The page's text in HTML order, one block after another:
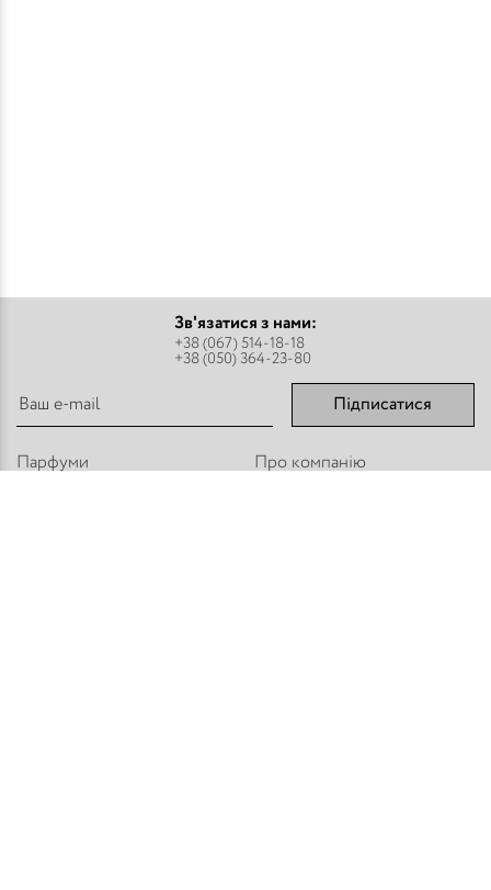
Зв'язатися з нами:
+38 (067) 514-18-18
+38 (050) 364-23-80
Підписатися
Парфуми
Про компанію